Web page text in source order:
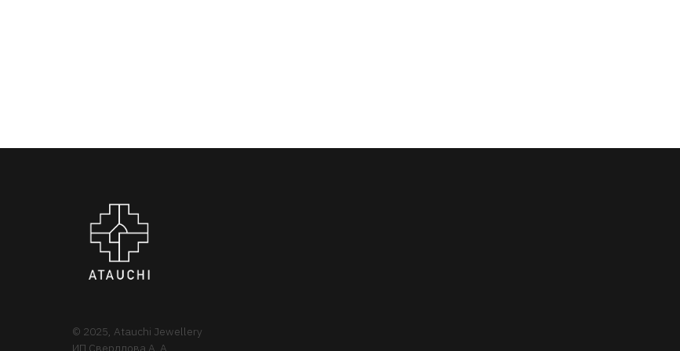
© 2025, Atauchi Jewellery
ИП Свердлова А. А.